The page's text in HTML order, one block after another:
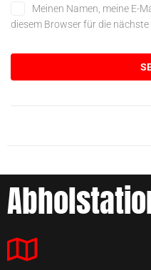
Meinen Namen, meine E-
diesem Browser für die